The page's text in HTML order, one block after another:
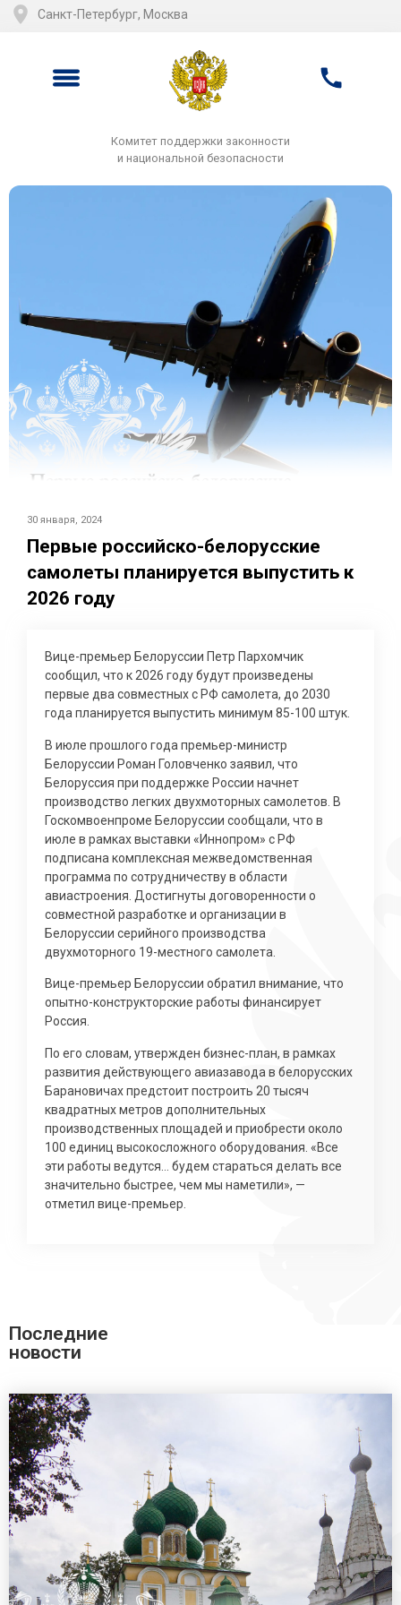
Санкт-Петербург, Москва
Комитет поддержки законности
и национальной безопасности
30 января, 2024
Первые российско-белорусские
самолеты планируется выпустить к
2026 году
Вице-премьер Белоруссии Петр Пархомчик
сообщил, что к 2026 году будут произведены
первые два совместных с РФ самолета, до 2030
года планируется выпустить минимум 85-100 штук.
В июле прошлого года премьер-министр
Белоруссии Роман Головченко заявил, что
Белоруссия при поддержке России начнет
производство легких двухмоторных самолетов. В
Госкомвоенпроме Белоруссии сообщали, что в
июле в рамках выставки «Иннопром» с РФ
подписана комплексная межведомственная
программа по сотрудничеству в области
авиастроения. Достигнуты договоренности о
совместной разработке и организации в
Белоруссии серийного производства
двухмоторного 19-местного самолета.
Вице-премьер Белоруссии обратил внимание, что
опытно-конструкторские работы финансирует
Россия.
По его словам, утвержден бизнес-план, в рамках
развития действующего авиазавода в белорусских
Барановичах предстоит построить 20 тысяч
квадратных метров дополнительных
производственных площадей и приобрести около
100 единиц высокосложного оборудования. «Все
эти работы ведутся… будем стараться делать все
значительно быстрее, чем мы наметили», —
отметил вице-премьер.
Последние
новости